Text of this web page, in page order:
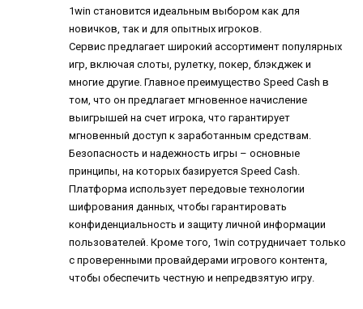
1win становится идеальным выбором как для
новичков, так и для опытных игроков.
Сервис предлагает широкий ассортимент популярных
игр, включая слоты, рулетку, покер, блэкджек и
многие другие. Главное преимущество Speed Cash в
том, что он предлагает мгновенное начисление
выигрышей на счет игрока, что гарантирует
мгновенный доступ к заработанным средствам.
Безопасность и надежность игры – основные
принципы, на которых базируется Speed Cash.
Платформа использует передовые технологии
шифрования данных, чтобы гарантировать
конфиденциальность и защиту личной информации
пользователей. Кроме того, 1win сотрудничает только
с проверенными провайдерами игрового контента,
чтобы обеспечить честную и непредвзятую игру.